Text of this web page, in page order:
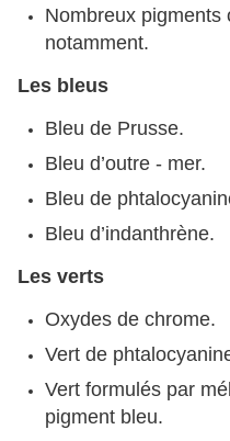
Nombreux
notamment.
Les bleus
Bleu de Prusse.
Bleu d’outre - mer.
Bleu de
Bleu d’indanthrène.
Les verts
Oxydes de chrome.
Vert de
Vert formulés par
pigment bleu.